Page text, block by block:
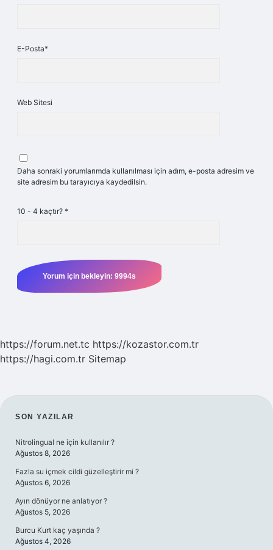
E-Posta*
Web Sitesi
Daha sonraki yorumlarımda kullanılması için adım, e-posta adresim ve
site adresim bu tarayıcıya kaydedilsin.
10 - 4 kaçtır? *
https://forum.net.tc https://kozastor.com.tr
https://hagi.com.tr Sitemap
SIDEBAR
SON YAZILAR
Nitrolingual ne için kullanılır ?
Ağustos 8, 2026
Fazla su içmek cildi güzelleştirir mi ?
Ağustos 6, 2026
Ayın dönüyor ne anlatıyor ?
Ağustos 5, 2026
Burcu Kurt kaç yaşında ?
Ağustos 4, 2026